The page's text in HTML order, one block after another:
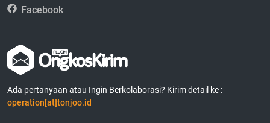
Facebook
Ada pertanyaan atau Ingin Berkolaborasi? Kirim detail ke :
operation[at]tonjoo.id